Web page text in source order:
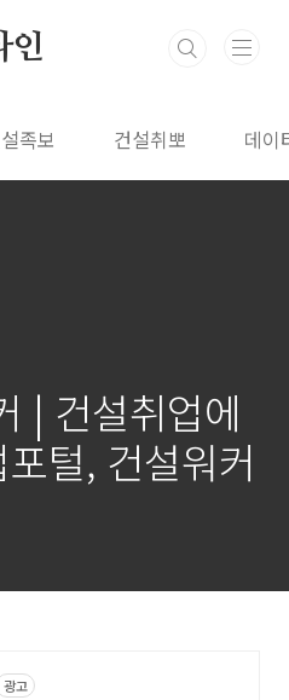
인
족보 건설취뽀 데이
| 건설취업에
털, 건설워커
광고